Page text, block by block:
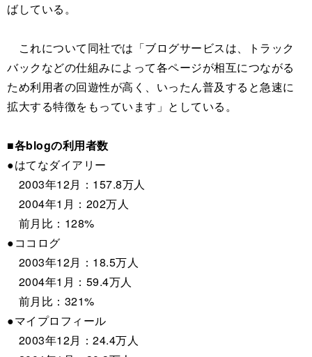
ばしている。
これについて同社では「ブログサービスは、トラック
バックなどの仕組みによって各ページが相互につながる
ため利用者の回遊性が高く、いったん普及すると急速に
拡大する特徴をもっています」としている。
■各blogの利用者数
●はてなダイアリー
2003年12月：157.8万人
2004年1月：202万人
前月比：128%
●ココログ
2003年12月：18.5万人
2004年1月：59.4万人
前月比：321%
●マイプロフィール
2003年12月：24.4万人